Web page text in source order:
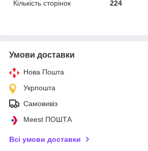
Кількість сторінок
224
Умови доставки
Нова Пошта
Укрпошта
Самовивіз
Meest ПОШТА
Всі умови доставки